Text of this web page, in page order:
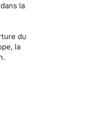
la
du
la